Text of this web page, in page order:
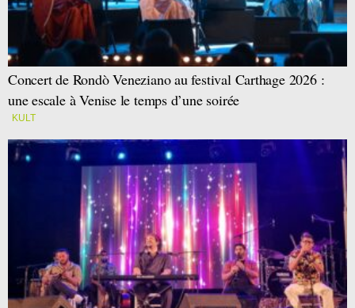
Concert de Rondò Veneziano au festival Carthage 2026 :
une escale à Venise le temps d’une soirée
KULT